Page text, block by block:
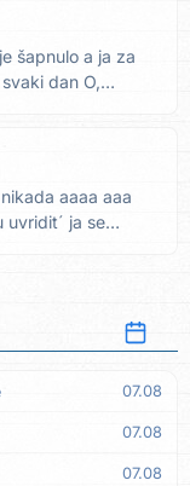
šapnulo a ja za
dan O,
aaaa aaa
uvridit´ ja se
07.08
07.08
07.08